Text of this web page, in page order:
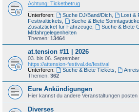
Achtung: Ticketbetrug
Unterforen:
Suche DJ/Band/Dich, Lost &
Festivaltickets
Suche & Biete
Zusatzticket für Fahrzeuge
Suche & Biete
Mitfahrgelegenheiten
Themen: 13464
at.tension #11 | 2026
03. bis 06. September
https://attension-festival.de/festival
Unterforen:
Suche & Biete Tickets
Themen: 362
Eure Ankündigungen
Hier kannst du andere Veranstaltungen posten
Diverses